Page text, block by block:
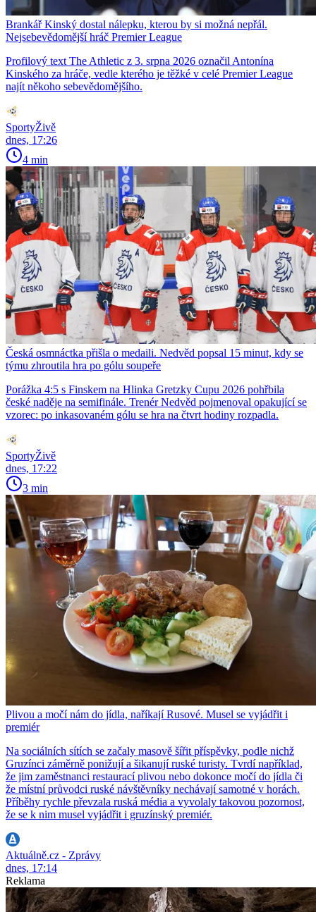
Brankář Kinský dostal nálepku, kterou by si možná nepřál.
Nejsebevědomější hráč Premier League
Profilový text The Athletic z 3. srpna 2026 označil Antonína
Kinského za hráče, vedle kterého je těžké v celé Premier League
najít někoho sebevědomějšího.
SportyŽivě
dnes, 17:26
4 min
Česká osmnáctka přišla o medaili. Nedvěd popsal 15 minut, kdy se
týmu zhroutila hra po gólu soupeře
Porážka 4:5 s Finskem na Hlinka Gretzky Cupu 2026 pohřbila
české naděje na semifinále. Trenér Nedvěd pojmenoval opakující se
vzorec: po inkasovaném gólu se hra na čtvrt hodiny rozpadla.
SportyŽivě
dnes, 17:22
3 min
Plivou a močí nám do jídla, naříkají Rusové. Musel se vyjádřit i
premiér
Na sociálních sítích se začaly masově šířit příspěvky, podle nichž
Gruzínci záměrně ponižují a šikanují ruské turisty. Tvrdí například,
že jim zaměstnanci restaurací plivou nebo dokonce močí do jídla či
že místní průvodci ruské návštěvníky nechávají samotné v horách.
Příběhy rychle převzala ruská média a vyvolaly takovou pozornost,
že se k nim musel vyjádřit i gruzínský premiér.
Aktuálně.cz - Zprávy
dnes, 17:14
Reklama